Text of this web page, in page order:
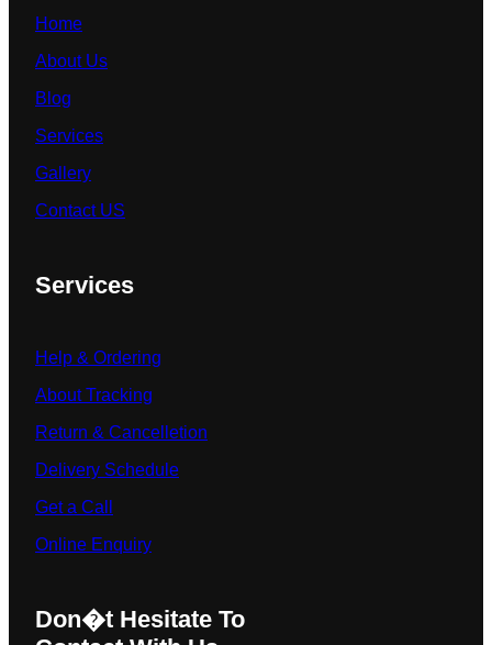
Home
About Us
Blog
Services
Gallery
Contact US
Services
Help & Ordering
About Tracking
Return & Cancelletion
Delivery Schedule
Get a Call
Online Enquiry
Don�t Hesitate To